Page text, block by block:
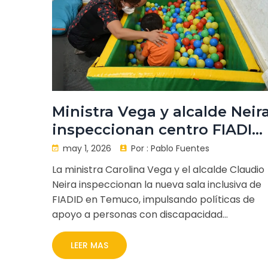
Ministra Vega y alcalde
inspeccionan centro FIADID
en Temuco
may 1, 2026 Por : Pablo Fuentes
La ministra Carolina Vega y el alcalde Claudio
Neira inspeccionan la nueva sala inclusiva de
FIADID en Temuco, impulsando políticas de
apoyo a personas con discapacidad
intelectual en La Araucanía.
LEER MAS